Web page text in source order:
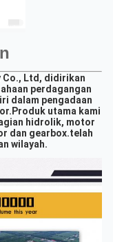
Co., Ltd, didirikan
perdagangan
dalam pengadaan
utama kami
hidrolik, motor
dan gearbox.telah
wilayah.